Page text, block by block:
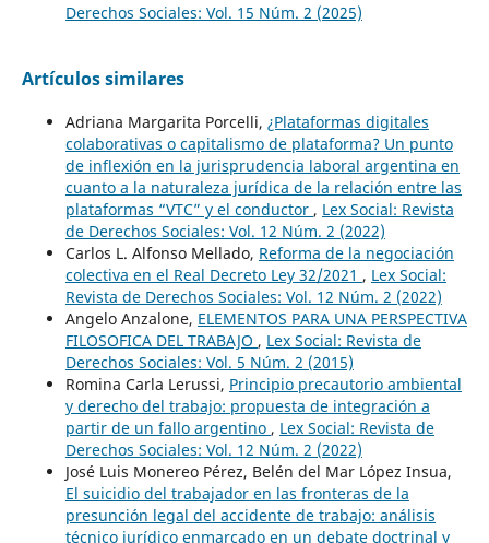
Derechos Sociales: Vol. 15 Núm. 2 (2025)
Artículos similares
Adriana Margarita Porcelli, ¿Plataformas digitales
colaborativas o capitalismo de plataforma? Un punto
de inflexión en la jurisprudencia laboral argentina en
cuanto a la naturaleza jurídica de la relación entre las
plataformas “VTC” y el conductor , Lex Social: Revista
de Derechos Sociales: Vol. 12 Núm. 2 (2022)
Carlos L. Alfonso Mellado, Reforma de la negociación
colectiva en el Real Decreto Ley 32/2021 , Lex Social:
Revista de Derechos Sociales: Vol. 12 Núm. 2 (2022)
Angelo Anzalone, ELEMENTOS PARA UNA PERSPECTIVA
FILOSOFICA DEL TRABAJO , Lex Social: Revista de
Derechos Sociales: Vol. 5 Núm. 2 (2015)
Romina Carla Lerussi, Principio precautorio ambiental
y derecho del trabajo: propuesta de integración a
partir de un fallo argentino , Lex Social: Revista de
Derechos Sociales: Vol. 12 Núm. 2 (2022)
José Luis Monereo Pérez, Belén del Mar López Insua,
El suicidio del trabajador en las fronteras de la
presunción legal del accidente de trabajo: análisis
técnico jurídico enmarcado en un debate doctrinal y